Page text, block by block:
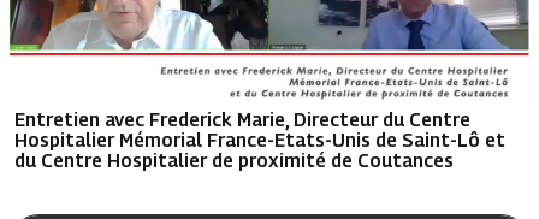
Entretien avec Frederick Marie, Directeur du Centre
Hospitalier Mémorial France-Etats-Unis de Saint-Lô et
du Centre Hospitalier de proximité de Coutances